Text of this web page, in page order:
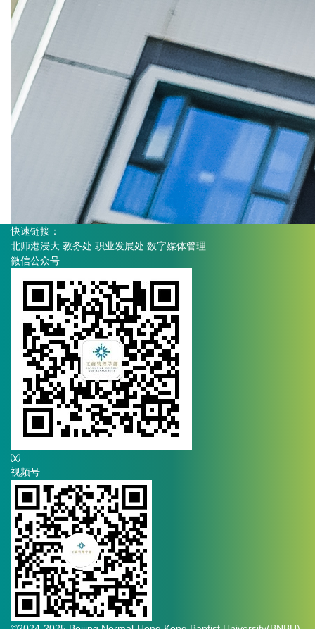
快速链接：
北师港浸大 教务处 职业发展处 数字媒体管理
微信公众号
视频号